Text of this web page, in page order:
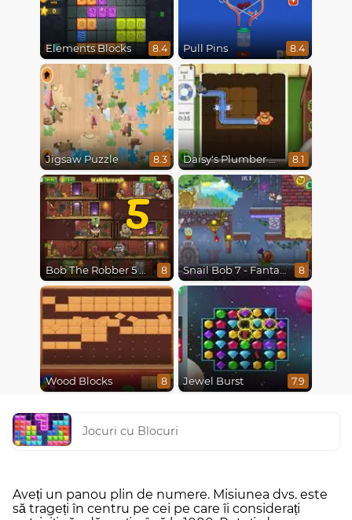
Elements Blocks 8.4 Pull Pins 8.4
Jigsaw Puzzle 8.3 Daisy's Plumber Puzzle 8.1
5
Bob The Robber 5 The Temple Adventure 8 Snail Bob 7 - Fantasy Story 8
Wood Blocks 8 Jewel Burst 7.9
Jocuri cu Blocuri
Aveți un panou plin de numere. Misiunea dvs. este
să trageți în centru pe cei pe care îi considerați